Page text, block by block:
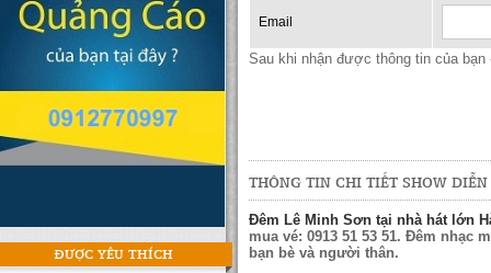
ĐƯỢC YÊU THÍCH
Email
Sau khi nhận được thông tin của
THÔNG TIN CHI TIẾT SHOW DIỄN
Đêm Lê Minh Sơn tại nhà hát lớn
mua vé: 0913 51 53 51. Đêm
bạn bè và người thân.